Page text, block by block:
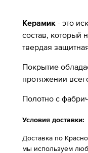
Керамик - это
состав, который
твердая
Покрытие
протяжении
Полотно с
Условия доставки:
Доставка по
мы используем